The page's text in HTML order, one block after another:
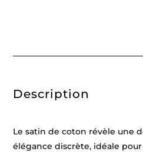
-
cm
+
x
63
Description
Le satin de coton révèle une
élégance discrète, idéale